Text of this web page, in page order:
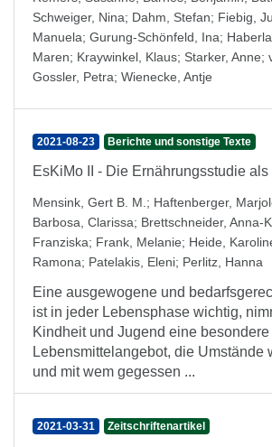
Schweiger, Nina; Dahm, Stefan; Fiebig,
Manuela; Gurung-Schönfeld, Ina;
Maren; Kraywinkel, Klaus; Starker, Anne;
Gossler, Petra; Wienecke, Antje
2021-08-23 Berichte und sonstige Texte
EsKiMo II - Die Ernährungsstudie als
Mensink, Gert B. M. ; Haftenberger,
Barbosa, Clarissa; Brettschneider, Anna-
Franziska; Frank, Melanie; Heide,
Ramona; Patelakis, Eleni; Perlitz, Hanna
Eine ausgewogene und
ist in jeder Lebensphase wichtig,
Kindheit und Jugend eine
Lebensmittelangebot, die Umstände
und mit wem gegessen ...
2021-03-31 Zeitschriftenartikel